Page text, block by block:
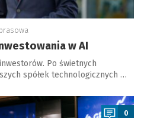
w AI
Po świetnych
spółek technologicznych …
0